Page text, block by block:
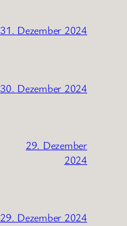
31. Dezember 2024
30. Dezember 2024
29. Dezember
2024
29. Dezember 2024